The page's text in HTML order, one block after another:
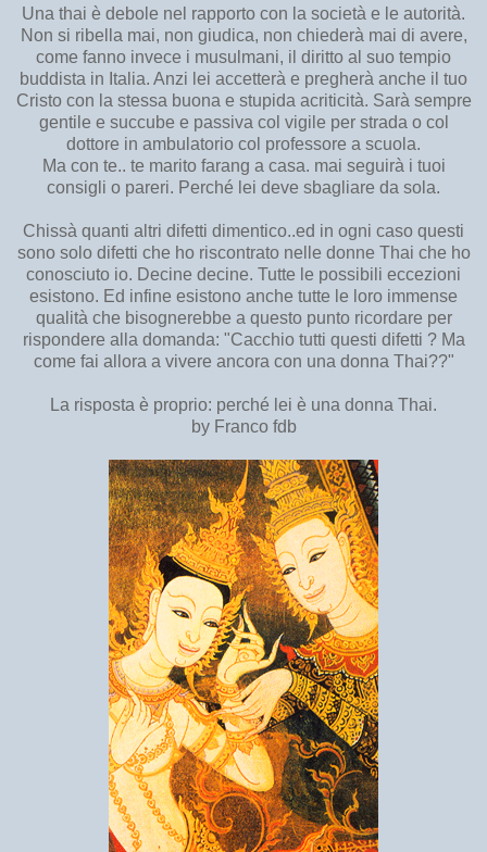
Una thai è debole nel rapporto con la società e le autorità.
Non si ribella mai, non giudica, non chiederà mai di avere,
come fanno invece i musulmani, il diritto al suo tempio
buddista in Italia. Anzi lei accetterà e pregherà anche il tuo
Cristo con la stessa buona e stupida acriticità. Sarà sempre
gentile e succube e passiva col vigile per strada o col
dottore in ambulatorio col professore a scuola.
Ma con te.. te marito farang a casa. mai seguirà i tuoi
consigli o pareri. Perché lei deve sbagliare da sola.
Chissà quanti altri difetti dimentico..ed in ogni caso questi
sono solo difetti che ho riscontrato nelle donne Thai che ho
conosciuto io. Decine decine. Tutte le possibili eccezioni
esistono. Ed infine esistono anche tutte le loro immense
qualità che bisognerebbe a questo punto ricordare per
rispondere alla domanda: "Cacchio tutti questi difetti ? Ma
come fai allora a vivere ancora con una donna Thai??"
La risposta è proprio: perché lei è una donna Thai.
by Franco fdb